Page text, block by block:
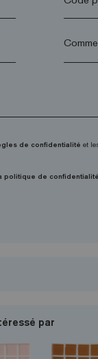
de confidentialité et
politique de
par